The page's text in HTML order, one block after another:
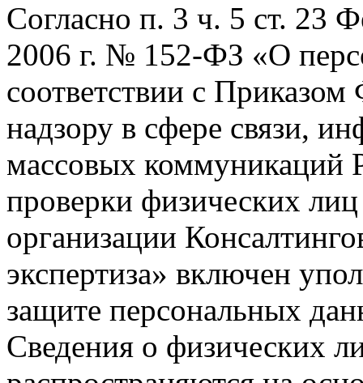
Согласно п. 3 ч. 5 ст. 23
2006 г. № 152-ФЗ «О
соответствии с
надзору в сфере связи,
массовых коммуникаций
проверки физических
организации
экспертиза» включен
защите персональных
Сведения о физических